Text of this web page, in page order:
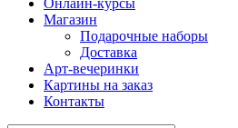
Онлайн-курсы
Магазин
Подарочные наборы
Доставка
Арт-вечеринки
Картины на заказ
Контакты